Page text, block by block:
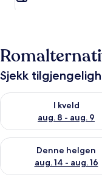
Sjekk
I kveld
aug. 8 - aug. 9
Sjekk tilgjengelighet
Denne helgen
aug. 14 - aug. 16
Sjekk tilgjengelighet